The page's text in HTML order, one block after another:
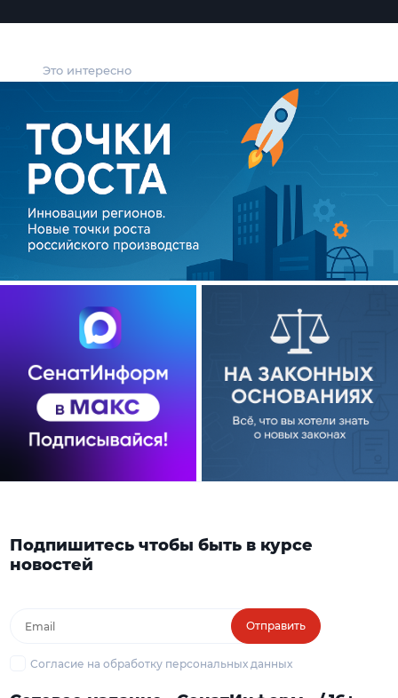
Это интересно
Подпишитесь чтобы быть в курсе
новостей
Отправить
Согласие на обработку персональных данных